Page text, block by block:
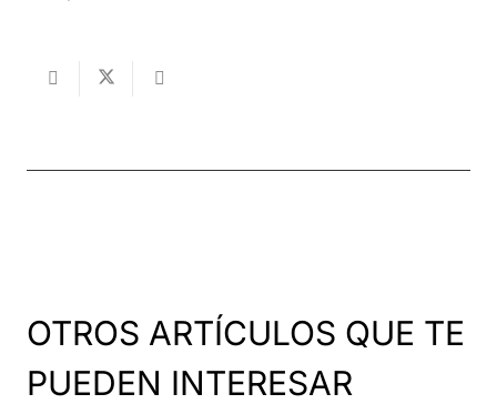
OTROS ARTÍCULOS QUE TE
PUEDEN INTERESAR